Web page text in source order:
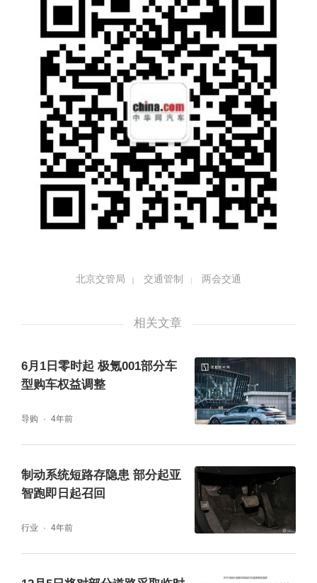
（二）部分客运场站周边交通压力增大
近期，北京西站、北京南站、北京站以及
首都机场返京客流增加，场站周边道路以及机
场高速车流量也随之增大，预计下周上述场站
周边交通压力仍然较大，部分道路将出现短时
车流集中和行驶缓慢的情况。
（三）上午时段部分医院周边容易出现短
时车流集中情况
瘤医院、朝阳妇幼保健中心等周边部分道路车
北京交管局 交通管制 两会交通
相关文章
6月1日零时起 极氪001部分车
型购车权益调整
导购 4年前
制动系统短路存隐患 部分起亚
智跑即日起召回
行业 4年前